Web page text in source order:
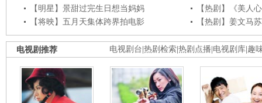
【明星】景甜过完生日想当妈妈
【热剧】《美人
【将映】五月天集体跨界拍电影
【热剧】姜文马
电视剧台 热剧检索 热剧点播 电视剧库 趣
电视剧推荐